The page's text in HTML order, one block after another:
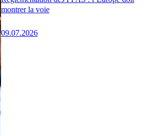
montrer la voie
09.07.2026